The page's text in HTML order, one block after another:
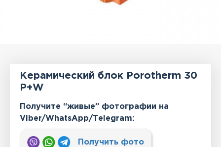
Керамический блок Porotherm 30
P+W
Получите “живые” фотографии на
Viber/WhatsApp/Тelegram:
Получить фото